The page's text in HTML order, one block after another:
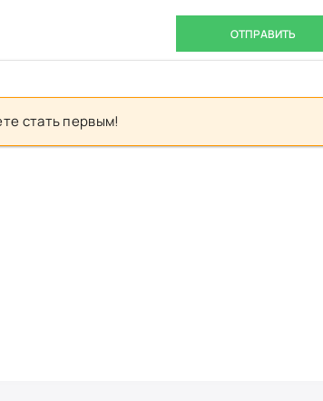
ОТПРАВИТЬ
стать первым!